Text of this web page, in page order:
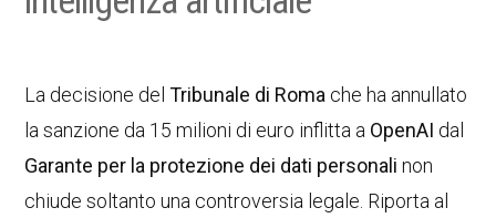
La decisione delTribunale di Roma che ha annullato
la sanzione da 15 milioni di euro inflitta a OpenAI dal
Garante per la protezione dei dati personali non
chiude soltanto una controversia legale. Riporta al